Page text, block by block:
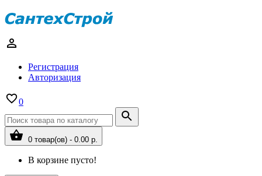
Регистрация
Авторизация
0
0 товар(ов) - 0.00 р.
В корзине пусто!